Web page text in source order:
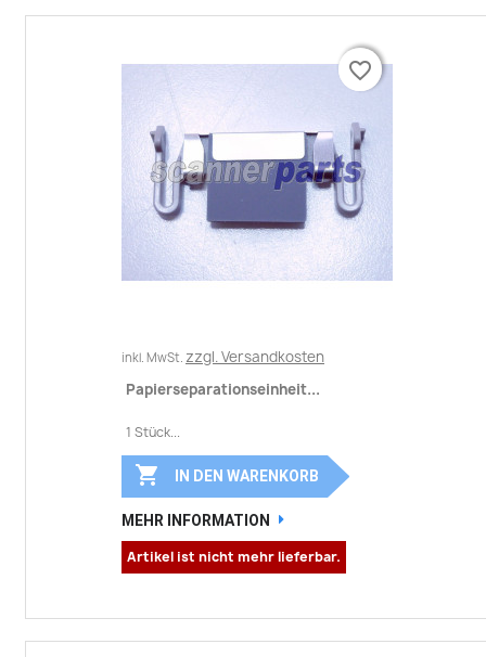
inkl. MwSt. zzgl. Versandkosten
Papierseparationseinheit...
1 Stück...
favorite_border
 IN DEN WARENKORB
MEHR INFORMATION
Artikel ist nicht mehr lieferbar.
favorite_border